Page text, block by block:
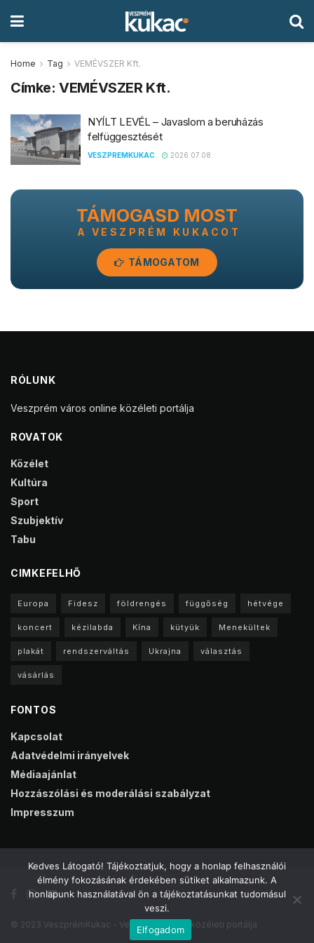
Home Tag VEMÉVSZER Kft.
Címke:VEMÉVSZER Kft.
NYÍLT LEVÉL – Javaslom a beruházás
felfüggesztését
VESZPREMKUKAC 2026.07.08.
TÁMOGASD MOST
A VESZPRÉM KUKACOT
TÁMOGATOM
RÓLUNK
Veszprém város online közéleti portálja
ROVATOK
Közélet
Kultúra
Sport
Szubjektív
Tabu
CIMKEFELHŐ
Europa Fidesz földrengés függőség hétvége
koncert kézilabda Kína kütyük Menekültek
plakát rendszerváltás Ukrajna választás
vásárlás
FONTOS
Kapcsolat
Adatvédelmi irányelvek
Médiaajánlat
Hozzászólási és moderálási szabályzat
Impresszum
© 2023 VeszprémKukac - Veszprém online közéleti portálja
Kedves Látogató! Tájékoztatjuk, hogy a honlap felhasználói
élmény fokozásának érdekében sütiket alkalmazunk. A
honlapunk használatával ön a tájékoztatásunkat tudomásul
veszi.
Elfogadom